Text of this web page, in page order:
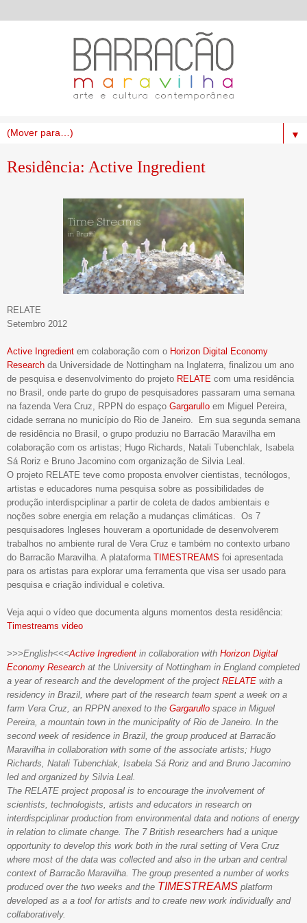
▼
Residência: Active Ingredient
RELATE
Setembro 2012
Active Ingredient em colaboração com o Horizon Digital Economy
Research da Universidade de Nottingham na Inglaterra, finalizou um ano
de pesquisa e desenvolvimento do projeto RELATE com uma residência
no Brasil, onde parte do grupo de pesquisadores passaram uma semana
na fazenda Vera Cruz, RPPN do espaço Gargarullo em Miguel Pereira,
cidade serrana no município do Rio de Janeiro.
Em sua segunda semana
de residência no Brasil, o grupo produziu no Barracão Maravilha em
colaboração com os artistas; Hugo Richards, Natali Tubenchlak,
Isabela
Sá Roriz e Bruno Jacomino com organização de Silvia Leal.
O projeto RELATE teve como proposta envolver cientistas, tecnólogos,
artistas e educadores numa pesquisa sobre as possibilidades de
produção interdispciplinar a partir de coleta de dados ambientais e
noções sobre energia em relação a mudanças climáticas. Os 7
pesquisadores Ingleses houveram a oportunidade de desenvolverem
trabalhos no ambiente rural de Vera Cruz e também no contexto urbano
do Barracão Maravilha. A plataforma TIMESTREAMS foi apresentada
para os artistas para explorar uma ferramenta que visa ser usado para
pesquisa e criação individual e coletiva.
Veja aqui o vídeo que documenta alguns momentos desta residência:
Timestreams video
>>>English<<<Active Ingredient in collaboration with Horizon Digital
Economy Research at the University of Nottingham in England completed
a year of research and the development of the project RELATE with a
residency in Brazil, where part of the research team spent a week on a
farm Vera Cruz an RPPN anexed to the Gargarullo space in Miguel
Pereira a mountain town in the municipality of Rio de Janeiro In the
second week of residence in Brazil , the group produced at Barracão
Maravilha in collaboration with some of the associate artists; Hugo
Richards Natali Tubenchlak Isabela Sá Roriz and and Bruno Jacomino
led and organized by Silvia Leal.
The RELATE project proposal is to encourage the involvement of
scientists technologists artists and educators in research on
interdispciplinar production from environmental data and notions of energy
in relation to climate change. The 7 British researchers had a unique
opportunity to develop this work both in the rural setting of Vera Cruz
where most of the data was collected and also in the urban and central
context of Barracão Maravilha The group presented a number of works
produced over the two weeks and the TIMESTREAMS platform
developed as a a tool for artists and to create new work individually and
collaboratively.